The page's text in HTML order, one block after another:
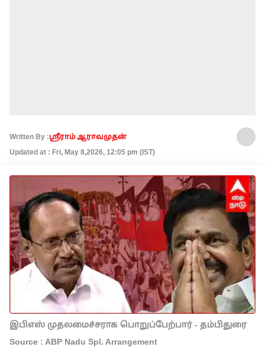
Written By :ஸ்ரீராம் ஆராவமுதன்
Updated at : Fri, May 8,2026, 12:05 pm (IST)
இபிஎஸ் முதலமைச்சராக பொறுப்பேற்பார் - தம்பிதுரை
Source : ABP Nadu Spl. Arrangement